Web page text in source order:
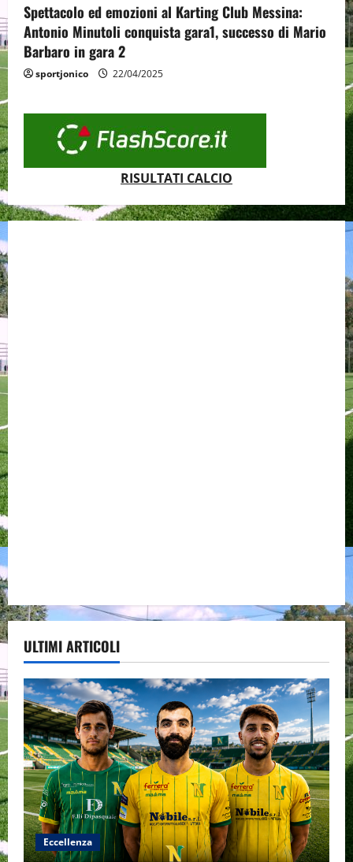
Spettacolo ed emozioni al Karting Club Messina:
Antonio Minutoli conquista gara1, successo di Mario
Barbaro in gara 2
sportjonico 22/04/2025
RISULTATI CALCIO
ULTIMI ARTICOLI
Eccellenza